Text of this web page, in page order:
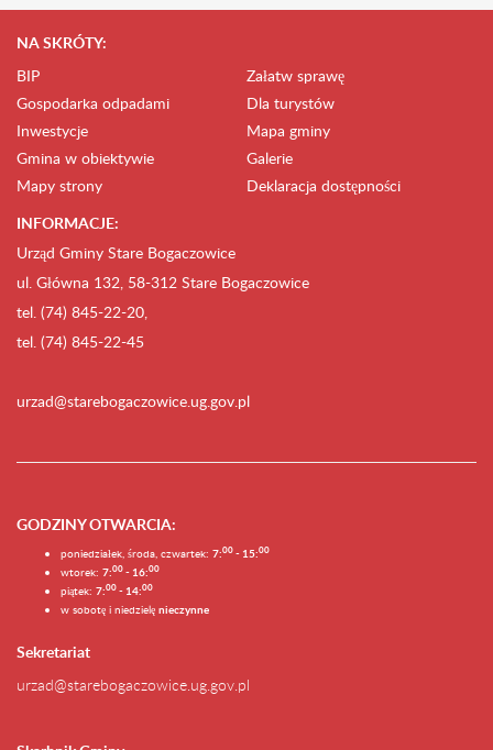
NA SKRÓTY:
BIP
Załatw sprawę
Gospodarka odpadami
Dla turystów
Inwestycje
Mapa gminy
Gmina w obiektywie
Galerie
Mapy strony
Deklaracja dostępności
INFORMACJE:
Urząd Gminy Stare Bogaczowice
ul. Główna 132, 58-312 Stare Bogaczowice
tel. (74) 845-22-20,
tel. (74) 845-22-45
urzad@starebogaczowice.ug.gov.pl
GODZINY OTWARCIA:
poniedziałek, środa, czwartek: 7:00 - 15:00
wtorek: 7:00 - 16:00
piątek: 7:00 - 14:00
w sobotę i niedzielę nieczynne
Sekretariat
urzad@starebogaczowice.ug.gov.pl